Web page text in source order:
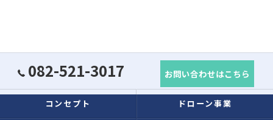
082-521-3017 お問い合わせはこちら
コンセプト ドローン事業